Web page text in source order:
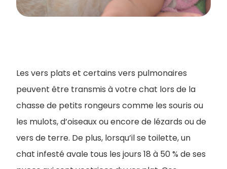
Les vers plats et certains vers pulmonaires
peuvent être transmis à votre chat lors de la
chasse de petits rongeurs comme les souris ou
les mulots, d’oiseaux ou encore de lézards ou de
vers de terre. De plus, lorsqu’il se toilette, un
chat infesté avale tous les jours 18 à 50 % de ses